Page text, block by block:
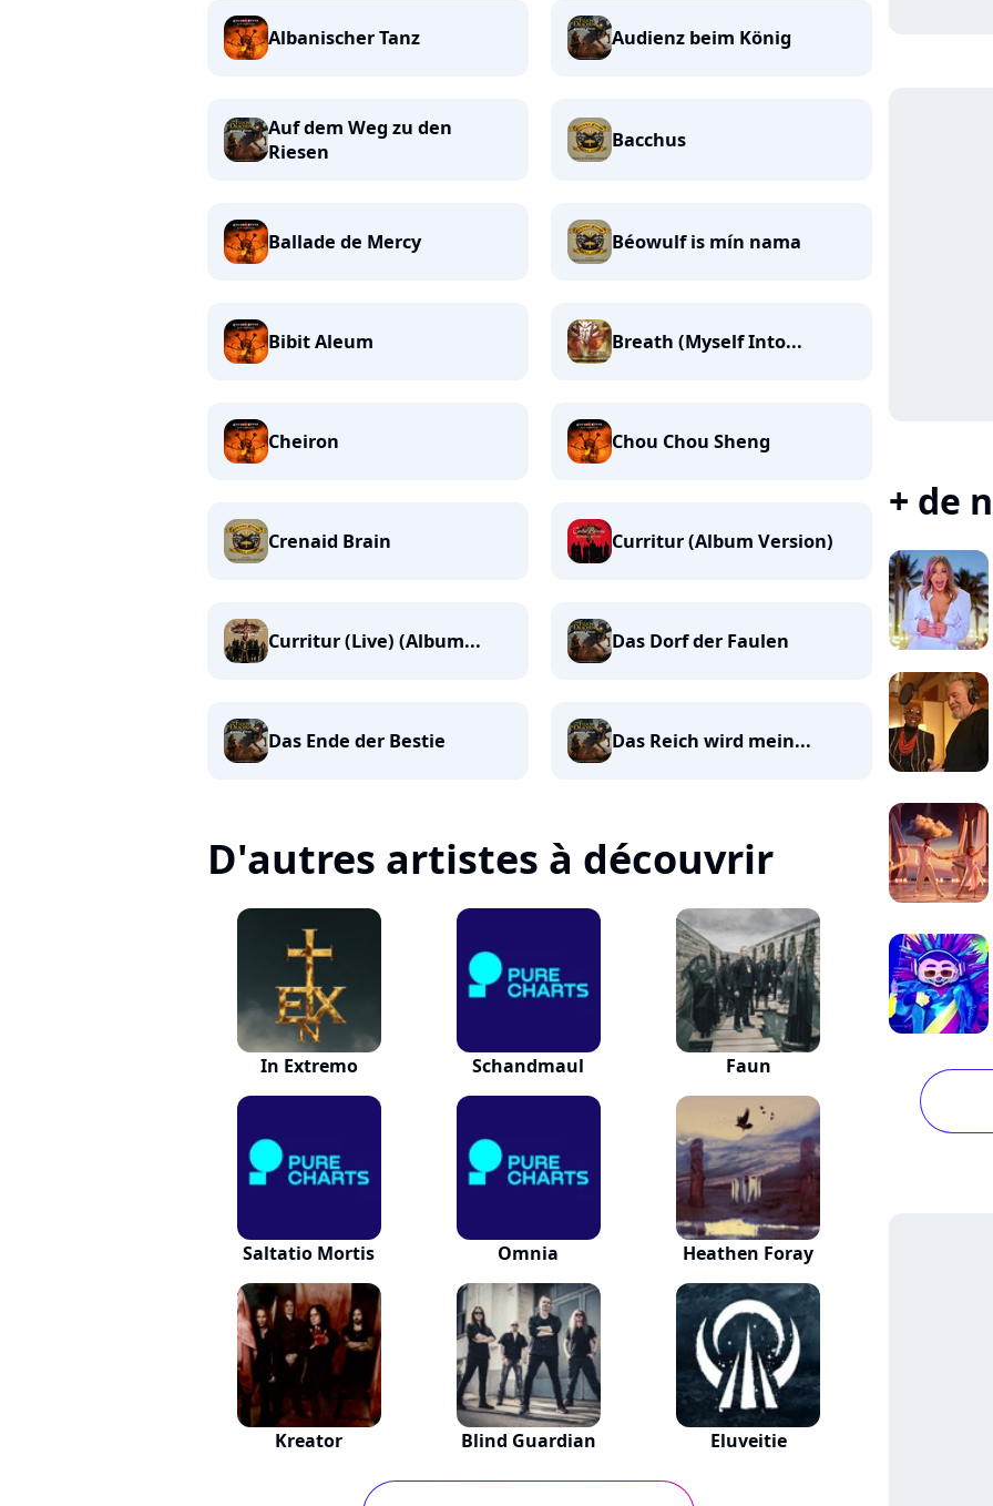
Albanischer Tanz Audienz beim König
Auf dem Weg zu den
Riesen
Bacchus
Ballade de Mercy Béowulf is mín nama
Bibit Aleum Breath (Myself Into...
Cheiron Chou Chou Sheng
Crenaid Brain Curritur (Album Version)
Curritur (Live) (Album... Das Dorf der Faulen
Das Ende der Bestie Das Reich wird mein...
D'autres artistes à découvrir
In Extremo Schandmaul Faun
Saltatio Mortis Omnia Heathen Foray
Kreator Blind Guardian Eluveitie
+ de